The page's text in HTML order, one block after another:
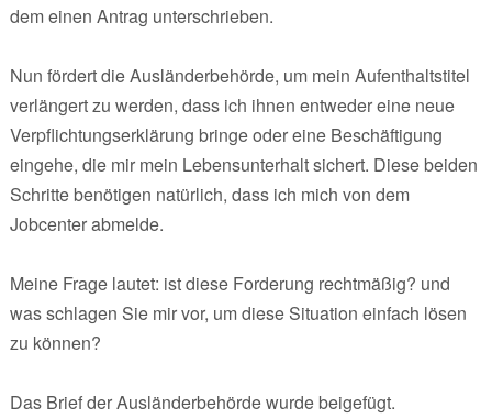
dem einen Antrag unterschrieben.
Nun fördert die Ausländerbehörde, um mein Aufenthaltstitel
verlängert zu werden, dass ich ihnen entweder eine neue
Verpflichtungserklärung bringe oder eine Beschäftigung
eingehe, die mir mein Lebensunterhalt sichert. Diese beiden
Schritte benötigen natürlich, dass ich mich von dem
Jobcenter abmelde.
Meine Frage lautet: ist diese Forderung rechtmäßig? und
was schlagen Sie mir vor, um diese Situation einfach lösen
zu können?
Das Brief der Ausländerbehörde wurde beigefügt.